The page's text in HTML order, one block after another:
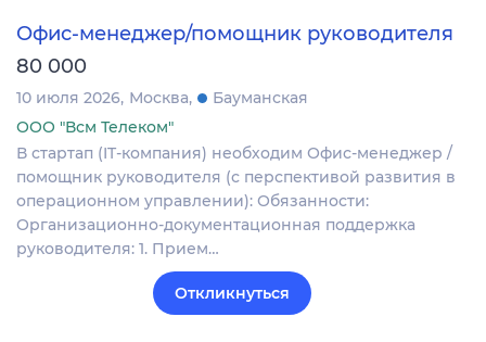
Офис-менеджер/помощник руководителя
80 000
10 июля 2026 Москва
Бауманская
ООО "Всм Телеком"
В стартап (IT-компания) необходим Офис-менеджер /
помощник руководителя (с перспективой развития в
операционном управлении): Обязанности:
Организационно-документационная поддержка
руководителя: 1. Прием…
Откликнуться